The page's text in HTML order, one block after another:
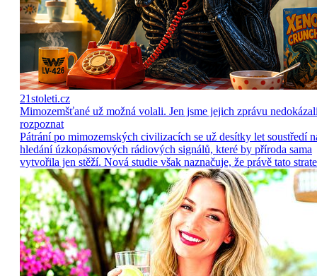
21stoleti.cz
Mimozemšťané už možná volali. Jen jsme jejich zprávu
rozpoznat
Pátrání po mimozemských civilizacích se už desítky let soustředí
hledání úzkopásmových rádiových signálů, které by příroda sama
vytvořila jen stěží. Nová studie však naznačuje, že právě tato strate